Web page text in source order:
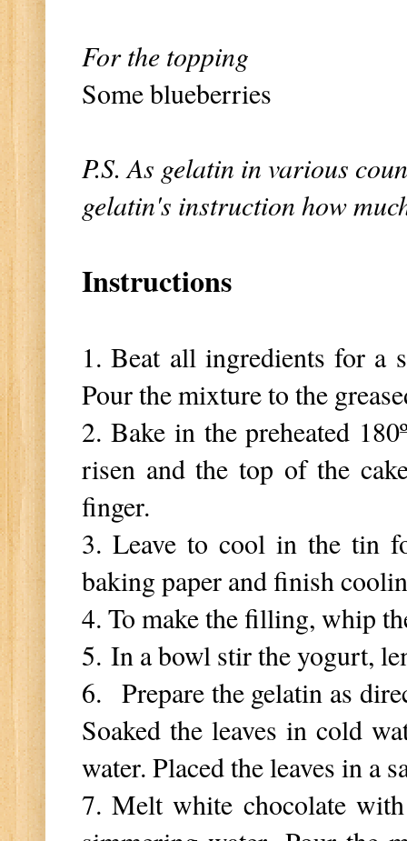
For the topping
Some blueberries
P.S. As gelatin in various
gelatin's instruction how
Instructions
1. Beat all ingredients for a
Pour the mixture to the
2. Bake in the preheated
risen and the top of the
finger.
3. Leave to cool in the tin
baking paper and finish
4. To make the filling, whip
5. In a bowl stir the yogurt,
6. Prepare the gelatin as
Soaked the leaves in cold
water. Placed the leaves in a
7. Melt white chocolate